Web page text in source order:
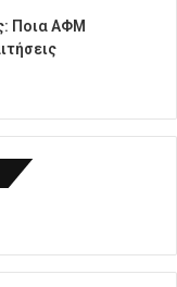
Ποια ΑΦΜ